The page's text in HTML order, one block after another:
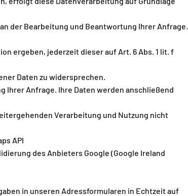
der Bearbeitung und Beantwortung Ihrer Anfrage.
ergeben, jederzeit dieser auf Art. 6 Abs. 1 lit. f
Daten zu widersprechen.
Ihrer Anfrage. Ihre Daten werden anschließend
Verarbeitung und Nutzung nicht
API
des Anbieters Google (Google Ireland
in unseren Adressformularen in Echtzeit auf